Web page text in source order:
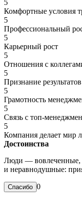
5
Комфортные условия
5
Профессиональный
5
Карьерный рост
5
Отношения с
5
Признание
5
Грамотность
5
Связь с топ-
5
Компания делает мир
Достоинства
Люди — вовлеченные,
и неравнодушные:
0